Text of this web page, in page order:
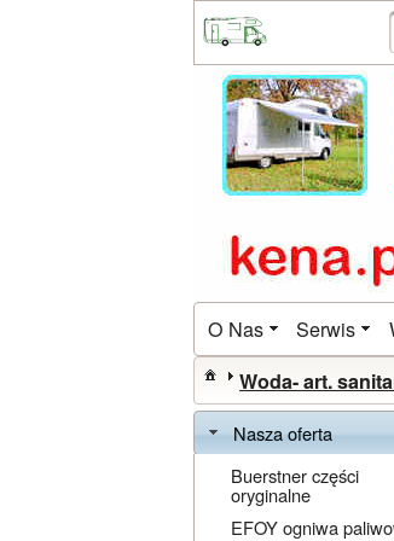
O Nas Serwis
Woda- art.
Nasza oferta
Buerstner części
oryginalne
EFOY ogniwa